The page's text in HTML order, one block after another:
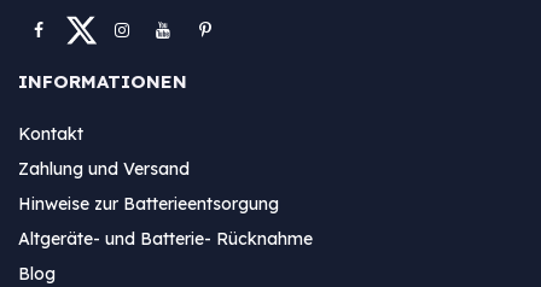
INFORMATIONEN
Kontakt
Zahlung und Versand
Hinweise zur Batterieentsorgung
Altgeräte- und Batterie- Rücknahme
Blog